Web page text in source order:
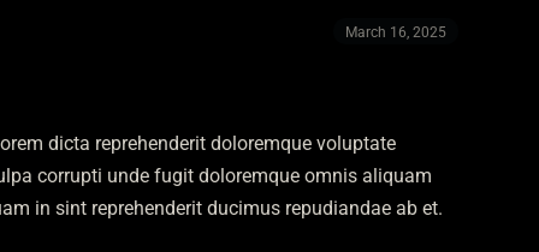
March 16, 2025
dicta reprehenderit doloremque voluptate
corrupti unde fugit doloremque omnis aliquam
in sint reprehenderit ducimus repudiandae ab et.